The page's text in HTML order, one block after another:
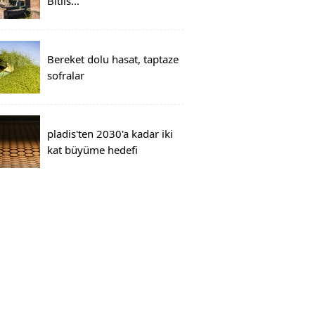
Bereket dolu hasat, taptaze
sofralar
pladis'ten 2030'a kadar iki
kat büyüme hedefi